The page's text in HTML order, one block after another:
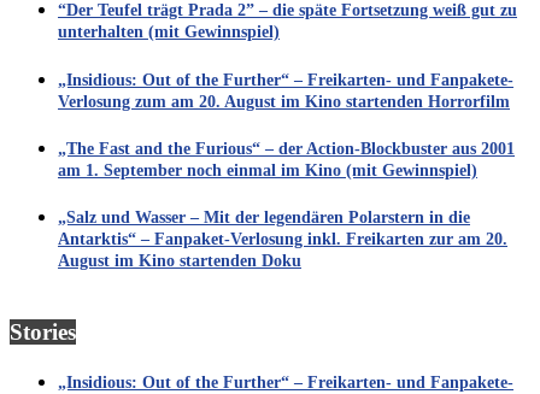
“Der Teufel trägt Prada 2” – die späte Fortsetzung weiß gut zu
unterhalten (mit Gewinnspiel)
„Insidious: Out of the Further“ – Freikarten- und Fanpakete-
Verlosung zum am 20. August im Kino startenden Horrorfilm
„The Fast and the Furious“ – der Action-Blockbuster aus 2001
am 1. September noch einmal im Kino (mit Gewinnspiel)
„Salz und Wasser – Mit der legendären Polarstern in die
Antarktis“ – Fanpaket-Verlosung inkl. Freikarten zur am 20.
August im Kino startenden Doku
Stories
„Insidious: Out of the Further“ – Freikarten- und Fanpakete-